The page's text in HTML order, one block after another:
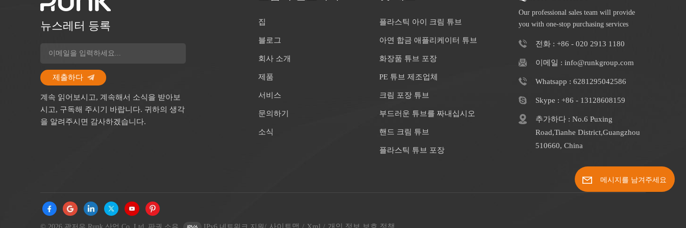
뉴스레터 등록
제출하다
계속 읽어보시고, 계속해서 소식을 받아보
시고, 구독해 주시기 바랍니다. 귀하의 생각
을 알려주시면 감사하겠습니다.
집
블로그
회사 소개
제품
서비스
문의하기
소식
플라스틱 아이 크림 튜브
아연 합금 애플리케이터 튜브
화장품 튜브 포장
PE 튜브 제조업체
크림 포장 튜브
부드러운 튜브를 짜내십시오
핸드 크림 튜브
플라스틱 튜브 포장
Our professional sales team will provide
you with one-stop purchasing services
전화 : +86 - 020 2913 1180
이메일 : info@runkgroup.com
Whatsapp : 6281295042586
Skype : +86 - 13128608159
추가하다 : No.6 Puxing
Road,Tianhe District,Guangzhou
510660, China
메시지를 남겨주세요